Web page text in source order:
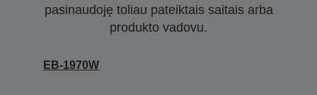
pasinaudoję toliau pateiktais saitais arba
produkto vadovu.
EB-1970W